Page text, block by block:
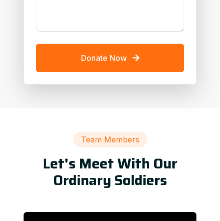
Donate Now
Team Members
Let's Meet With Our
Ordinary Soldiers